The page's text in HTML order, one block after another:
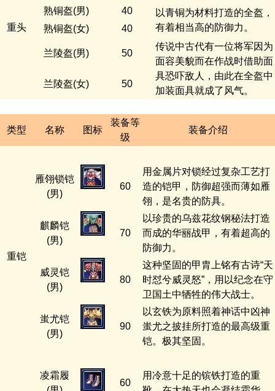
重头
熟铜盔(男)
40
以青铜为材料打造的全盔，
有着相当高的防御力。
熟铜盔(女) 40
兰陵盔(男) 50
传说中古代有一位将军因为
面容美貌而在作战时借助面
具恐吓敌人，由此在全盔中
加装面具就成了风气。
兰陵盔(女) 50
类型 名称 图标
装备等
级
装备介绍
重铠
雁翎锁铠
(男)
60
用金属片对锁经过复杂工艺打
造的铠甲，防御超强而薄如雁
翎，是名贵的防具。
麒麟铠
(男)
70
以珍贵的乌兹花纹钢秘法打造
而成的华丽战甲，有着超高的
防御力。
威灵铠
(男)
80
这种坚固的甲胄上铭有古诗“天
时怼兮威灵怒”，用以纪念在守
卫国土中牺牲的伟大战士。
蚩尤铠
(男)
90
以玄铁为原料照着神话中凶神
蚩尤之披挂所打造的最高级重
铠。极其坚固。
凌霜履
60
用冷意十足的镔铁打造的重